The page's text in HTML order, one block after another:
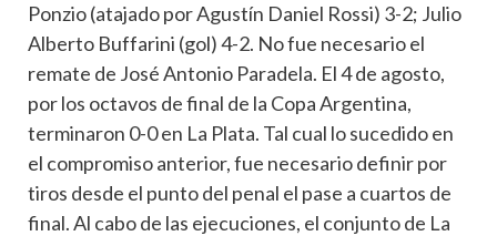
Ponzio (atajado por Agustín Daniel Rossi) 3-2; Julio
Alberto Buffarini (gol) 4-2. No fue necesario el
remate de José Antonio Paradela. El 4 de agosto,
por los octavos de final de la Copa Argentina,
terminaron 0-0 en La Plata. Tal cual lo sucedido en
el compromiso anterior, fue necesario definir por
tiros desde el punto del penal el pase a cuartos de
final. Al cabo de las ejecuciones, el conjunto de La